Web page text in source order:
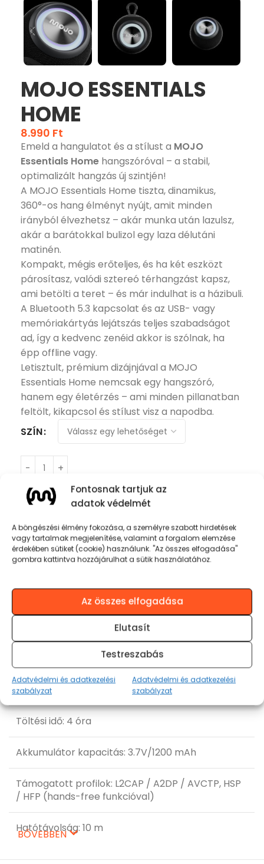
Fontosnak tartjuk az
adatok védelmét
A böngészési élmény fokozása, a személyre szabott hirdetések
vagy tartalmak megjelenítése, valamint a forgalom elemzése
érdekében sütiket (cookie) használunk. "Az összes elfogadása"
gombra kattintva hozzájárulhat a sütik használatához.
Az összes elfogadása
Elutasít
Testreszabás
Adatvédelmi és adatkezelési
szabályzat
Adatvédelmi és adatkezelési
szabályzat
MOJO ESSENTIALS
HOME
8.990 Ft
Emeld a hangulatot és a stílust a MOJO
Essentials Home hangszóróval – a stabil,
optimalizált hangzás új szintjén!
A MOJO Essentials Home tiszta, dinamikus,
360°-os hang élményt nyújt, amit minden
irányból élvezhetsz – akár munka után lazulsz,
akár a barátokkal bulizol egy laza délutáni
matinén.
Kompakt, mégis erőteljes, és ha két eszközt
párosítasz, valódi sztereó térhangzást kapsz,
ami betölti a teret – és már indulhat is a házibuli.
A Bluetooth 5.3 kapcsolat és az USB- vagy
memóriakártyás lejátszás teljes szabadságot
ad, így a kedvenc zenéid akkor is szólnak, ha
épp offline vagy.
Letisztult, prémium dizájnjával a MOJO
Essentials Home nemcsak egy hangszóró,
hanem egy életérzés – ami minden pillanatban
feltölt, kikapcsol és stílust visz a napodba.
SZÍN
KOSÁRBA TESZEM
Bluetooth® technológia v5.3
4Ω/5W * 1
Hangszóró driver: Φ57 mm × 1
Lejátszási idő: 3 óra
Töltési idő: 4 óra
Akkumulátor kapacitás: 3.7V/1200 mAh
Támogatott profilok: L2CAP / A2DP / AVCTP, HSP
/ HFP (hands-free funkcióval)
Hatótávolság: 10 m
Bemeneti Feszültség: DC 5.0V=1.0A
BŐVEBBEN